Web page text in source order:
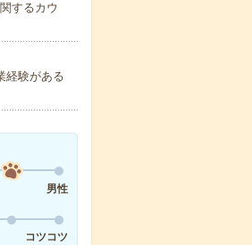
するカウ
経験がある
男性
コツコツ